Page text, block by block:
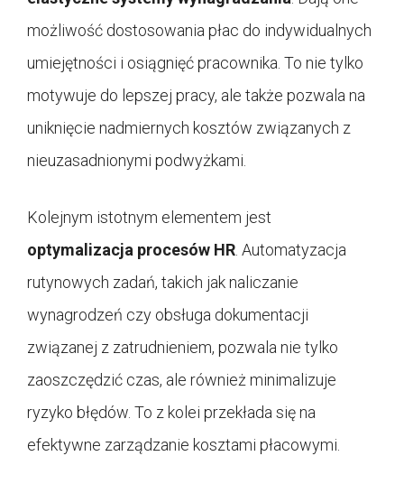
możliwość dostosowania płac do indywidualnych
umiejętności i osiągnięć pracownika. To nie tylko
motywuje do lepszej pracy, ale także pozwala na
uniknięcie nadmiernych kosztów związanych z
nieuzasadnionymi podwyżkami.
Kolejnym istotnym elementem jest
optymalizacja procesów HR. Automatyzacja
rutynowych zadań, takich jak naliczanie
wynagrodzeń czy obsługa dokumentacji
związanej z zatrudnieniem, pozwala nie tylko
zaoszczędzić czas, ale również minimalizuje
ryzyko błędów. To z kolei przekłada się na
efektywne zarządzanie kosztami płacowymi.